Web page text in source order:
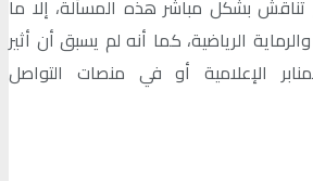
تناقش بشكل مباشر هذه المسألة، إلا ما
الرياضية، كما أنه لم يسبق أن أثير
الإعلامية أو في منصات التواصل